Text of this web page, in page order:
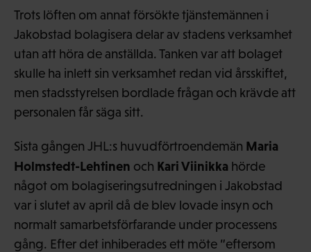
Trots löften om annat försökte tjänstemännen i
Jakobstad bolagisera delar av stadens verksamhet
utan att höra de anställda. Tanken var att bolaget
skulle ha inlett sin verksamhet redan vid årsskiftet,
men stadsstyrelsen bordlade frågan och krävde att
personalen får säga sitt.
Sista gången JHL:s huvudförtroendemän Maria
Holmstedt-Lehtinen och Kari Viinikka hörde
något om bolagiseringsutredningen i Jakobstad
var i slutet av april då de blev lovade insyn och
normalt samarbetsförfarande under processens
gång. Efter det inhiberades ett möte ”eftersom